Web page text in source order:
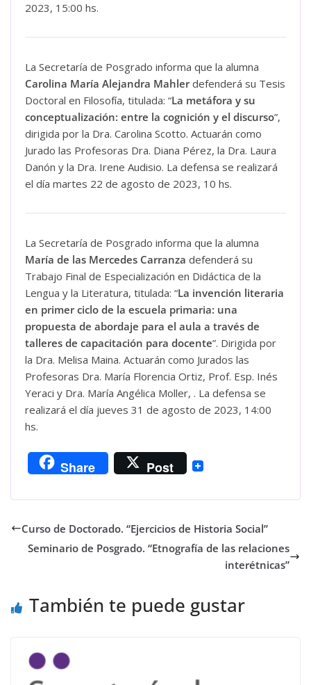
2023, 15:00 hs.
La Secretaría de Posgrado informa que la alumna
Carolina María Alejandra Mahlerdefenderá su Tesis
Doctoral en Filosofía, titulada: “La metáfora y su
conceptualización: entre la cognición y el discurso”,
dirigida por la Dra. Carolina Scotto. Actuarán como
Jurado las Profesoras Dra. Diana Pérez, la Dra. Laura
Danón y la Dra. Irene Audisio. La defensa se realizará
el día martes 22 de agosto de 2023, 10 hs.
La Secretaría de Posgrado informa que la alumna
María de las Mercedes Carranza defenderá su
Trabajo Final de Especialización en Didáctica de la
Lengua y la Literatura, titulada: “La invención literaria
en primer ciclo de la escuela primaria: una
propuesta de abordaje para el aula a través de
talleres de capacitación para docente”. Dirigida por
la Dra. Melisa Maina. Actuarán como Jurados las
Profesoras Dra. María Florencia Ortiz, Prof. Esp. Inés
Yeraci y Dra. María Angélica Moller, . La defensa se
realizará el día jueves 31 de agosto de 2023, 14:00
hs.
Share Post
Curso de Doctorado. “Ejercicios de Historia Social”
Seminario de Posgrado. “Etnografía de las relaciones
interétnicas”
También te puede gustar